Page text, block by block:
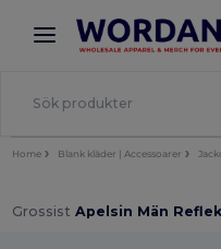
× Wordans-app
Bättre priser i appen!
Home Blank kläder | Accessoarer
Grossist Apelsin Män